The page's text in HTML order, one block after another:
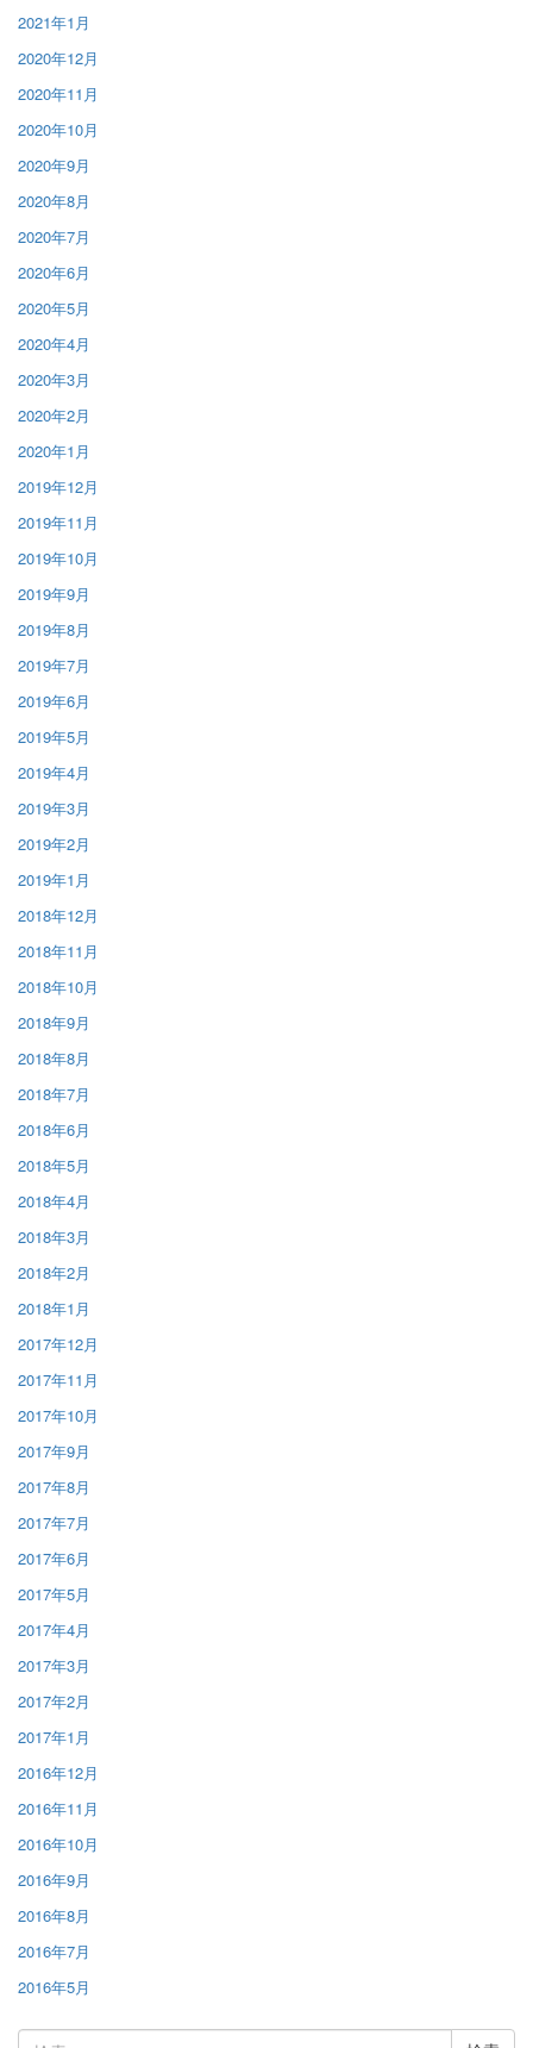
2021年1月
2020年12月
2020年11月
2020年10月
2020年9月
2020年8月
2020年7月
2020年6月
2020年5月
2020年4月
2020年3月
2020年2月
2020年1月
2019年12月
2019年11月
2019年10月
2019年9月
2019年8月
2019年7月
2019年6月
2019年5月
2019年4月
2019年3月
2019年2月
2019年1月
2018年12月
2018年11月
2018年10月
2018年9月
2018年8月
2018年7月
2018年6月
2018年5月
2018年4月
2018年3月
2018年2月
2018年1月
2017年12月
2017年11月
2017年10月
2017年9月
2017年8月
2017年7月
2017年6月
2017年5月
2017年4月
2017年3月
2017年2月
2017年1月
2016年12月
2016年11月
2016年10月
2016年9月
2016年8月
2016年7月
2016年5月